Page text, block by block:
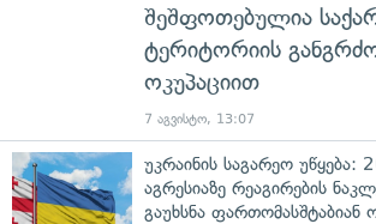
შეშფოთებულია
ტერიტორიის
ოკუპაციით
7 აგვისტო, 13:07
უკრაინის საგარეო უწყება:
აგრესიაზე რეაგირების
გაუხსნა ფართომასშტაბიან